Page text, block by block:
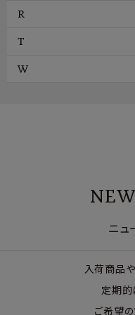
R
T
W
ニュ
入荷商品
定期的
ご希望